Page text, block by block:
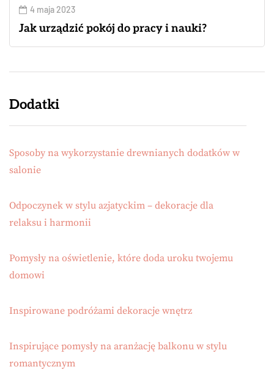
4 maja 2023
Jak urządzić pokój do pracy i nauki?
Dodatki
Sposoby na wykorzystanie drewnianych dodatków w
salonie
Odpoczynek w stylu azjatyckim – dekoracje dla
relaksu i harmonii
Pomysły na oświetlenie, które doda uroku twojemu
domowi
Inspirowane podróżami dekoracje wnętrz
Inspirujące pomysły na aranżację balkonu w stylu
romantycznym